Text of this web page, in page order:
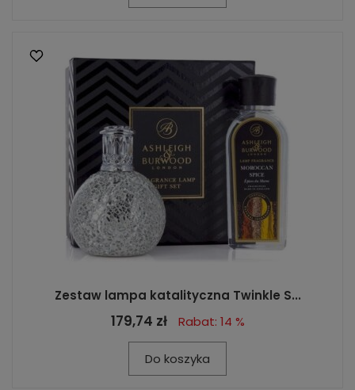
Zestaw lampa katalityczna Twinkle S...
179,74 zł Rabat: 14 %
Do koszyka